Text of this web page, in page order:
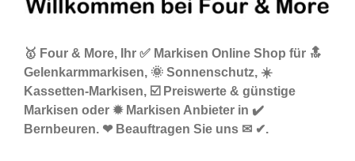
🥇 Four & More, Ihr ✅ Markisen Online Shop für 🔝
Gelenkarmmarkisen, 🌞 Sonnenschutz, ☀️
Kassetten-Markisen, ☑️ Preiswerte & günstige
Markisen oder ✹ Markisen Anbieter in ✔️
Bernbeuren. ❤ Beauftragen Sie uns ✉ ✔.